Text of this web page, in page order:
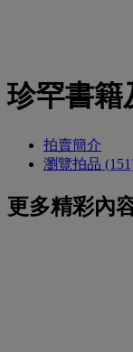
珍罕書籍
拍賣簡介
瀏覽拍品
更多精彩內